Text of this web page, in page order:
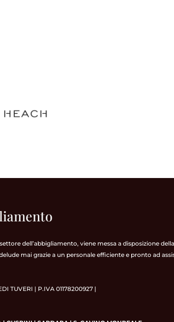
dell’abbigliamento, viene messa a disposizione
mai grazie a un personale efficiente e pronto ad
TUVERI | P.IVA 01178200927 |